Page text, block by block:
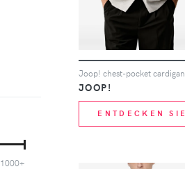
JOOP!
ENTDECKEN SIE
1000+